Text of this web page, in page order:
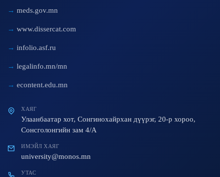
meds.gov.mn
www.dissercat.com
infolio.asf.ru
legalinfo.mn/mn
econtent.edu.mn
ХАЯГ
Улаанбаатар хот, Сонгинохайрхан дүүрэг, 20-р хороо,
Сонсголонгийн зам 4/A
ИМЭЙЛ ХАЯГ
university@monos.mn
УТАС